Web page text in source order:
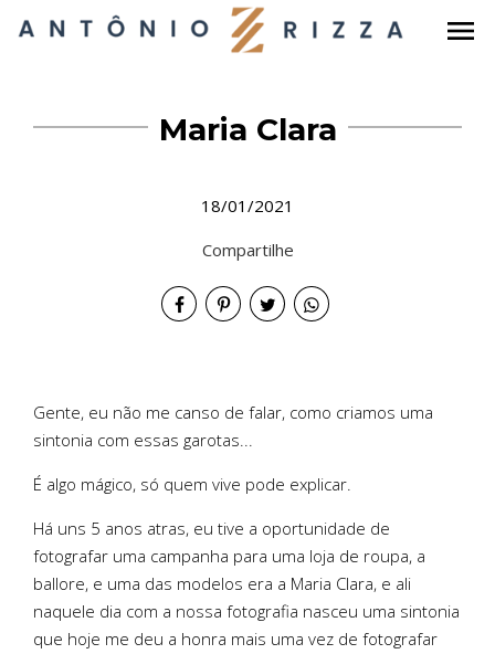
menu
Maria Clara
18/01/2021
Compartilhe
Gente, eu não me canso de falar, como criamos uma
sintonia com essas garotas...
É algo mágico, só quem vive pode explicar.
Há uns 5 anos atras, eu tive a oportunidade de
fotografar uma campanha para uma loja de roupa, a
ballore, e uma das modelos era a Maria Clara, e ali
naquele dia com a nossa fotografia nasceu uma sintonia
que hoje me deu a honra mais uma vez de fotografar